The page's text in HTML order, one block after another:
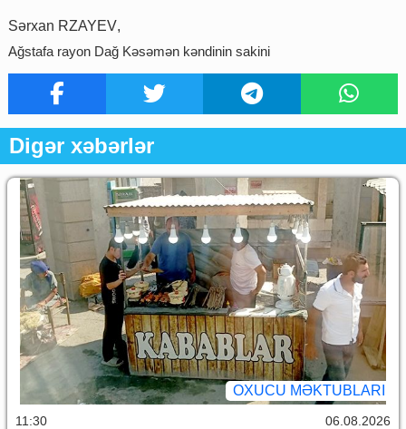
Sərxan RZAYEV,
Ağstafa rayon Dağ Kəsəmən kəndinin sakini
Digər xəbərlər
OXUCU MƏKTUBLARI
11:30 06.08.2026